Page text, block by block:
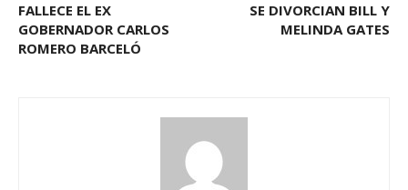
FALLECE EL EX
GOBERNADOR CARLOS
ROMERO BARCELÓ
SE DIVORCIAN BILL Y
MELINDA GATES